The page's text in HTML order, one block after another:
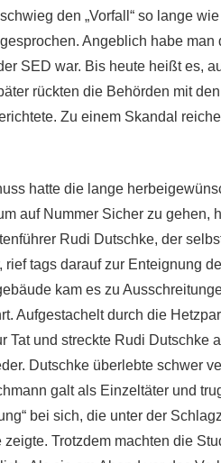
den „Vorfall“ so lange
Angeblich habe
SED war. Bis heute heißt es,
rückten die Behörden mit
Zu einem Skandal
hatte die lange
auf Nummer Sicher zu gehen,
Rudi Dutschke, der
rief tags darauf zur Enteignung
kam es zu
Aufgestachelt durch die
Tat und streckte Rudi Dutschke
Dutschke überlebte schwer
galt als Einzeltäter und
bei sich, die unter der
zeigte. Trotzdem machten die